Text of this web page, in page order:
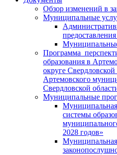
Обзор изменений в
Муниципальные
Программа
образования в
округе
Артемовского
Свердловской
Муниципальные
системы
2028 годов»